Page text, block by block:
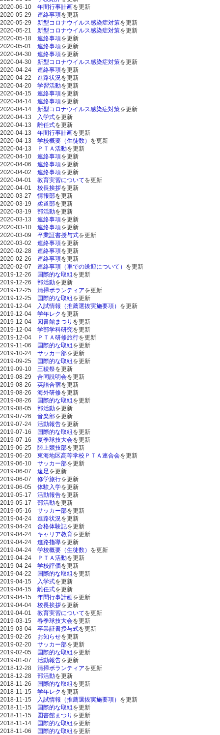
2020-06-10 年間行事計画を更新
2020-05-29 連絡事項を更新
2020-05-29 新型コロナウイルス感染症対策を更新
2020-05-21 新型コロナウイルス感染症対策を更新
2020-05-18 連絡事項を更新
2020-05-01 連絡事項を更新
2020-04-30 連絡事項を更新
2020-04-30 新型コロナウイルス感染症対策を更新
2020-04-24 連絡事項を更新
2020-04-22 進路状況を更新
2020-04-20 学習活動を更新
2020-04-15 連絡事項を更新
2020-04-14 連絡事項を更新
2020-04-14 新型コロナウイルス感染症対策を更新
2020-04-13
入学式を更新
2020-04-13 離任式を更新
2020-04-13 年間行事計画を更新
2020-04-13 学校概要（生徒数） を更新
2020-04-13
ＰＴＡ活動を更新
2020-04-10 連絡事項を更新
2020-04-06 連絡事項を更新
2020-04-02 連絡事項を更新
2020-04-01 教育実習についてを更新
2020-04-01 校長挨拶を更新
2020-03-27情報部を更新
2020-03-19 柔道部を更新
2020-03-19 部活動を更新
2020-03-13 連絡事項を更新
2020-03-10 連絡事項を更新
2020-03-09 卒業証書授与式を更新
2020-03-02 連絡事項を更新
2020-02-28 連絡事項を更新
2020-02-26 連絡事項を更新
2020-02-07 連絡事項（車での送迎について） を更新
2019-12-26
国際的な取組 を更新
2019-12-26 部活動を更新
2019-12-25 清掃ボランティアを更新
2019-12-25
国際的な取組 を更新
2019-12-04
入試情報（推薦選抜実施要項） を更新
2019-12-04 学年レク を更新
2019-12-04
図書館まつり を更新
2019-12-04 学部学科研究を更新
2019-12-04
ＰＴＡ研修旅行を更新
2019-11-06
国際的な取組 を更新
2019-10-24 サッカー部を更新
2019-09-25
国際的な取組 を更新
2019-09-10 三稜祭を更新
2019-08-29 合同説明会を更新
2019-08-26 英語合宿を更新
2019-08-26 海外研修を更新
2019-08-26
国際的な取組 を更新
2019-08-05 部活動を更新
2019-07-26 音楽部を更新
2019-07-24 活動報告を更新
2019-07-16
国際的な取組 を更新
2019-07-16 夏季球技大会を更新
2019-06-25 陸上競技部を更新
2019-06-20 東海地区高等学校ＰＴＡ連合会を更新
2019-06-10 サッカー部を更新
2019-06-07 遠足 を更新
2019-06-07 修学旅行を更新
2019-06-05 体験入学を更新
2019-05-17 活動報告を更新
2019-05-17 部活動を更新
2019-05-16 サッカー部を更新
2019-04-24 進路状況を更新
2019-04-24 合格体験記を更新
2019-04-24 キャリア教育を更新
2019-04-24 進路指導を更新
2019-04-24 学校概要（生徒数） を更新
2019-04-24
ＰＴＡ活動を更新
2019-04-24 学校評価を更新
2019-04-22
国際的な取組 を更新
2019-04-15
入学式を更新
2019-04-15 離任式を更新
2019-04-15 年間行事計画を更新
2019-04-04 校長挨拶を更新
2019-04-01 教育実習についてを更新
2019-03-15 春季球技大会を更新
2019-03-04 卒業証書授与式を更新
2019-02-26 お知らせを更新
2019-02-20 サッカー部を更新
2019-02-05
国際的な取組 を更新
2019-01-07 活動報告を更新
2018-12-28 清掃ボランティアを更新
2018-12-28 部活動を更新
2018-11-26
国際的な取組 を更新
2018-11-15 学年レク を更新
2018-11-15
入試情報（推薦選抜実施要項） を更新
2018-11-15
国際的な取組 を更新
2018-11-15
図書館まつり を更新
2018-11-14
国際的な取組 を更新
2018-11-06
国際的な取組 を更新